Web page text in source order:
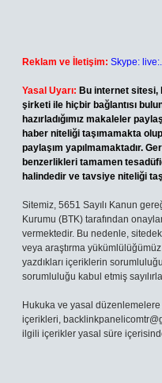
Reklam ve İletişim: Skype:
Yasal Uyarı: Bu internet sitesi,
şirketi ile hiçbir bağlantısı
hazırladığımız makaleler
haber niteliği taşımamakta
paylaşım yapılmamaktadır.
benzerlikleri tamamen
halindedir ve tavsiye niteliği
Sitemiz, 5651 Sayılı Kanun
Kurumu (BTK) tarafından
vermektedir. Bu nedenle,
veya araştırma
yazdıkları içeriklerin
sorumluluğu kabul etmiş
Hukuka ve yasal
içerikleri,
ilgili içerikler yasal süre